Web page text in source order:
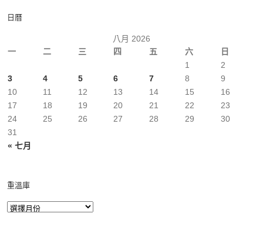
日曆
八月 2026
一
二 三 四 五 六 日
« 七月
1
2
3
4 5 6 7 8
9
10
11 12 13 14 15
16
17
18 19 20 21 22
23
24
25 26 27 28 29
30
31
重溫庫